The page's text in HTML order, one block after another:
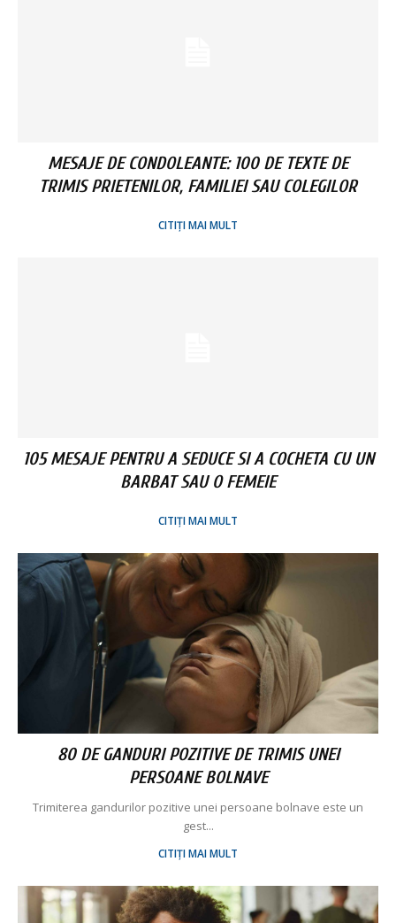
MESAJE DE CONDOLEANTE: 100 DE TEXTE DE
TRIMIS PRIETENILOR, FAMILIEI SAU COLEGILOR
CITIȚI MAI MULT
105 MESAJE PENTRU A SEDUCE SI A COCHETA CU UN
BARBAT SAU O FEMEIE
CITIȚI MAI MULT
80 DE GANDURI POZITIVE DE TRIMIS UNEI
PERSOANE BOLNAVE
Trimiterea gandurilor pozitive unei persoane bolnave este un
gest...
CITIȚI MAI MULT